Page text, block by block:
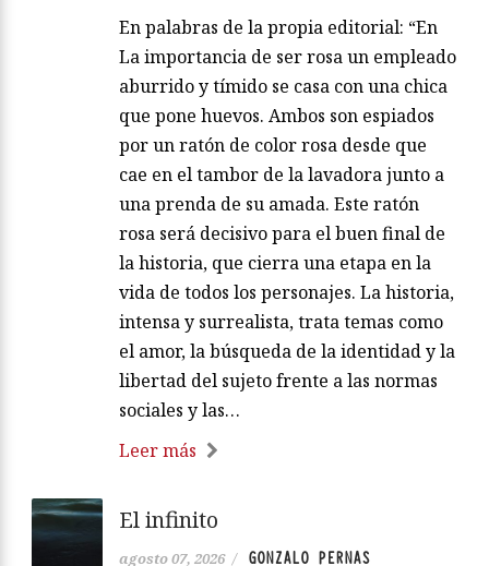
En palabras de la propia editorial: “En
La importancia de ser rosa un empleado
aburrido y tímido se casa con una chica
que pone huevos. Ambos son espiados
por un ratón de color rosa desde que
cae en el tambor de la lavadora junto a
una prenda de su amada. Este ratón
rosa será decisivo para el buen final de
la historia, que cierra una etapa en la
vida de todos los personajes. La historia,
intensa y surrealista, trata temas como
el amor, la búsqueda de la identidad y la
libertad del sujeto frente a las normas
sociales y las…
Leer más
El infinito
agosto 07, 2026 / GONZALO PERNAS